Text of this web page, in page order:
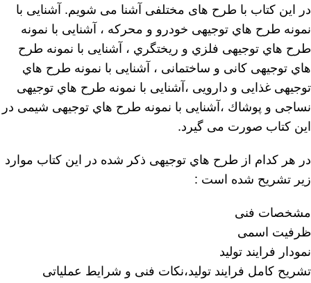
در این کتاب با طرح های مختلفی آشنا می شویم. آشنایی با
نمونه طرح هاي توجیهی خودرو و محرکه ، آشنایی با نمونه
طرح هاي توجیهی فلزي و ریختگري ، آشنایی با نمونه طرح
هاي توجیهی کانی و ساختمانی ، آشنایی با نمونه طرح هاي
توجیهی غذایی و دارویی ،آشنایی با نمونه طرح هاي توجیهی
نساجی و پوشاك ،آشنایی با نمونه طرح هاي توجیهی شیمی در
این کتاب صورت می گیرد.
در هر کدام از طرح هاي توجیهی ذکر شده در این کتاب موارد
زیر تشریح شده است :
مشخصات فنی
ظرفیت اسمی
نمودار فرایند تولید
تشریح کامل فرایند تولید،نکات فنی و شرایط عملیاتی